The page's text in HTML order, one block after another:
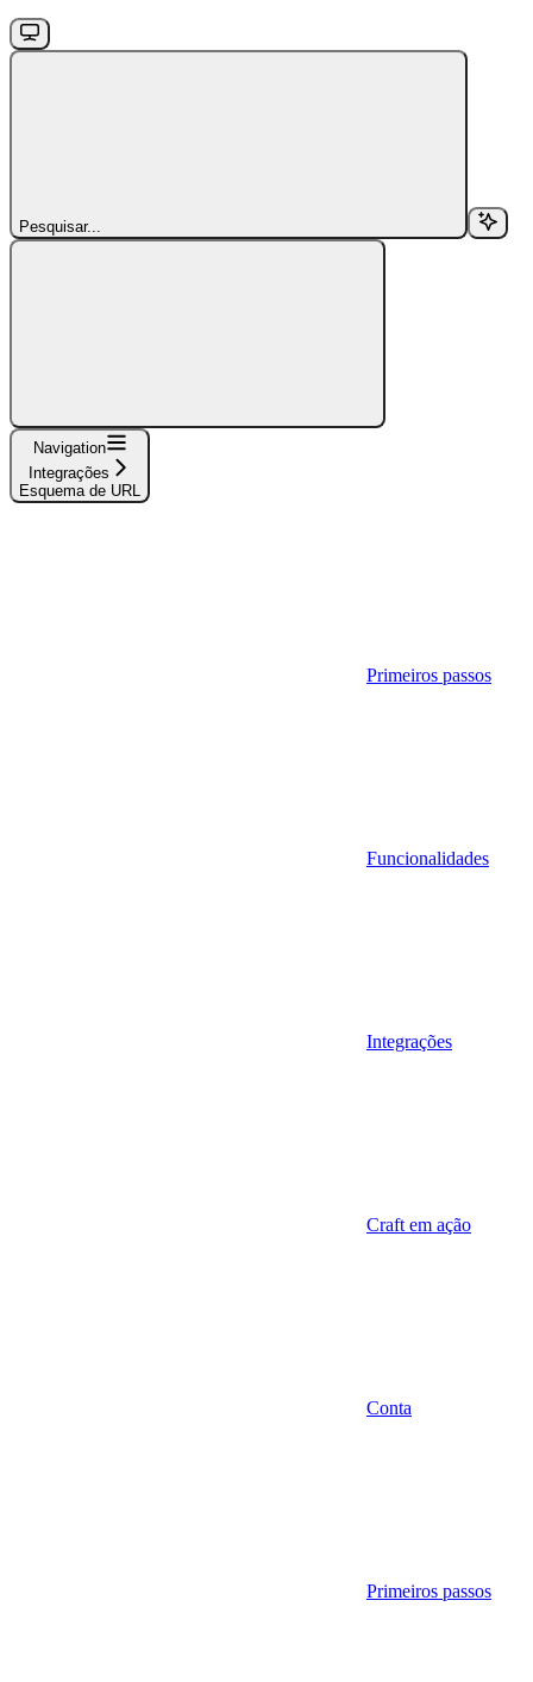
Pesquisar...
Navigation
Integrações
Esquema de URL
Primeiros passos
Funcionalidades
Integrações
Craft em ação
Conta
Primeiros passos